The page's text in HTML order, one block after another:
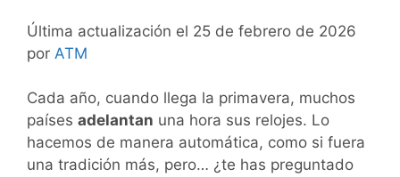
Última actualización el 25 de febrero de 2026
por ATM
Cada año, cuando llega la primavera, muchos
países adelantan una hora sus relojes. Lo
hacemos de manera automática, como si fuera
una tradición más, pero… ¿te has preguntado